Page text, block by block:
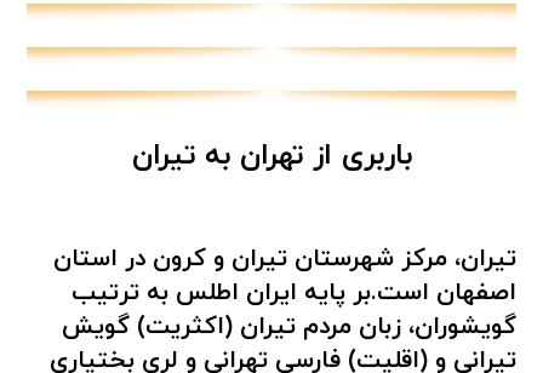
باربری از تهران به تیران
تیران، مرکز شهرستان تیران و کرون در استان
اصفهان است.بر پایه ایران اطلس به ترتیب
گویشوران، زبان مردم تیران (اکثریت) گویش
تیرانی و (اقلیت) فارسی تهرانی و لری بختیاری